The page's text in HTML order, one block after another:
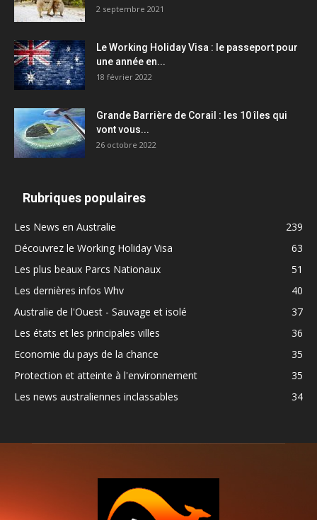
2 septembre 2021
Le Working Holiday Visa : le passeport pour
une année en...
18 février 2022
Grande Barrière de Corail : les 10 îles qui
vont vous...
26 octobre 2022
Rubriques populaires
Les News en Australie
239
Découvrez le Working Holiday Visa
63
Les plus beaux Parcs Nationaux
51
Les dernières infos Whv
40
Australie de l'Ouest - Sauvage et isolé
37
Les états et les principales villes
36
Economie du pays de la chance
35
Protection et atteinte à l'environnement
35
Les news australiennes inclassables
34